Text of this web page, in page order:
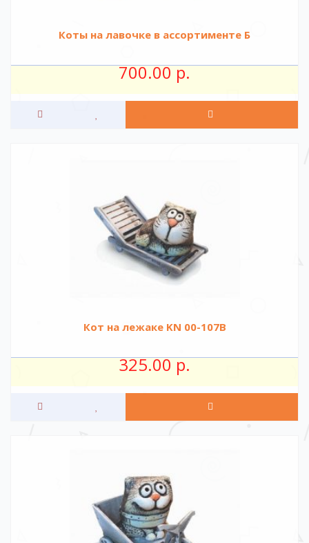
Коты на лавочке в ассортименте Б
700.00 р.
Кот на лежаке KN 00-107B
325.00 р.